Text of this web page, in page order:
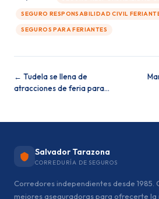
SEGURO RESPONSABILIDAD CIVIL
SEGUROS PARA FERIANTES
← Tudela se llena de
atracciones de feria para…
Salvador Tarazona
CORREDURÍA DE SEGUROS
Corredores independientes desde 1985.
mejores aseguradoras para ofrecerte